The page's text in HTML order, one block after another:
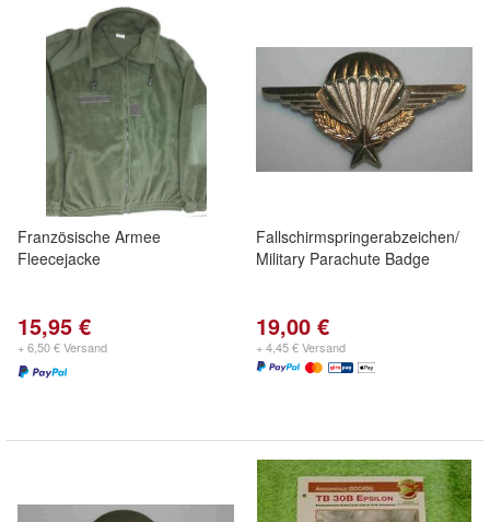
Französische Armee
Fleecejacke
15,95 €
+ 6,50 € Versand
Fallschirmspringerabzeichen/
Military Parachute Badge
19,00 €
+ 4,45 € Versand